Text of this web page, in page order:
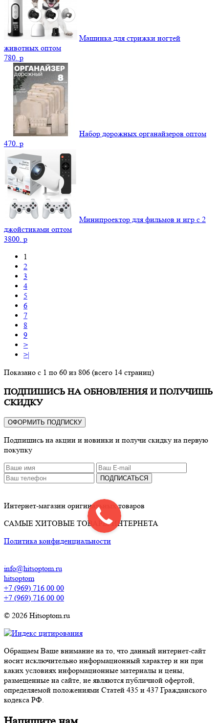
Машинка для стрижки ногтей
животных оптом
780. p
Набор дорожных органайзеров оптом
470. p
Минипроектор для фильмов и игр с 2
джойстиками оптом
3800. p
1
2
3
4
5
6
7
8
9
>
>|
Показано с 1 по 60 из 806 (всего 14 страниц)
ПОДПИШИСЬ НА ОБНОВЛЕНИЯ И ПОЛУЧИШЬ
СКИДКУ
ОФОРМИТЬ ПОДПИСКУ
Подпишись на акции и новинки и получи скидку на первую
покупку
ПОДПИСАТЬСЯ
Интернет-магазин оригинальных товаров
САМЫЕ ХИТОВЫЕ ТОВАРЫ ИНТЕРНЕТА
Политика конфиденциальности
info@hitsoptom.ru
hitsoptom
+7 (969) 716 00 00
+7 (969) 716 00 00
© 2026 Hitsoptom.ru
Обращаем Ваше внимание на то, что данный интернет-сайт
носит исключительно информационный характер и ни при
каких условиях информационные материалы и цены,
размещенные на сайте, не являются публичной офертой,
определяемой положениями Статей 435 и 437 Гражданского
кодекса РФ.